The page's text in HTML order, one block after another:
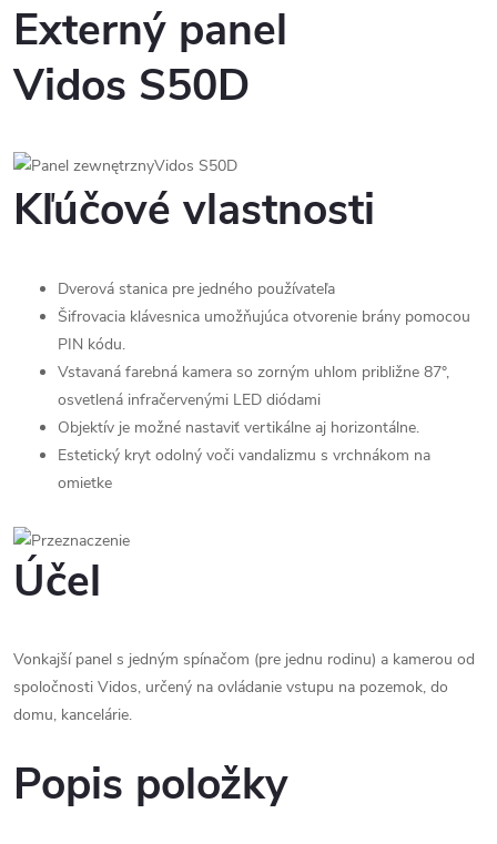
Externý panel
Vidos S50D
Kľúčové vlastnosti
Dverová stanica pre jedného používateľa
Šifrovacia klávesnica umožňujúca otvorenie brány pomocou
PIN kódu.
Vstavaná farebná kamera so zorným uhlom približne 87°,
osvetlená infračervenými LED diódami
Objektív je možné nastaviť vertikálne aj horizontálne.
Estetický kryt odolný voči vandalizmu s vrchnákom na
omietke
Účel
Vonkajší panel s jedným spínačom (pre jednu rodinu) a kamerou od
spoločnosti Vidos, určený na ovládanie vstupu na pozemok, do
domu, kancelárie.
Popis položky